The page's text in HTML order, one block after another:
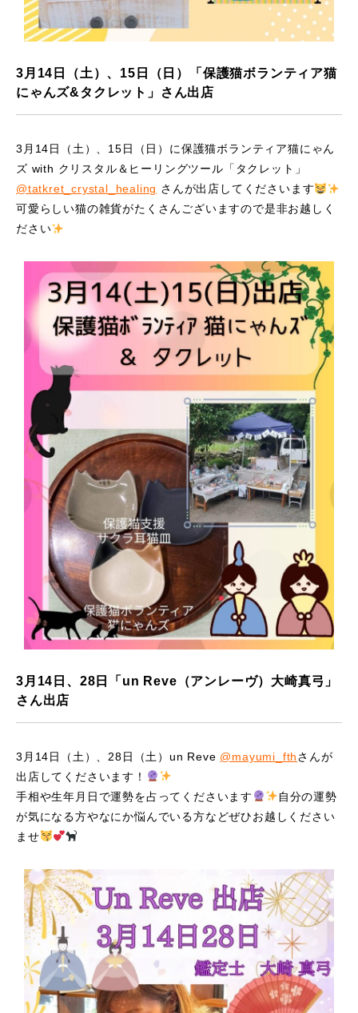
3月14日（土）、15日（日）「保護猫ボランティア猫
にゃんズ&タクレット」さん出店
3月14日（土）、15日（日）に保護猫ボランティア猫にゃん
ズ with クリスタル＆ヒーリングツール「タクレット」
@tatkret_crystal_healing さんが出店してくださいます
可愛らしい猫の雑貨がたくさんございますので是非お越しく
ださい
3月14日、28日「un Reve（アンレーヴ）大崎真弓」
さん出店
3月14日（土）、28日（土）un Reve @mayumi_fthさんが
出店してくださいます！
手相や生年月日で運勢を占ってくださいます
自分の運勢
が気になる方やなにか悩んでいる方などぜひお越しください
ませ